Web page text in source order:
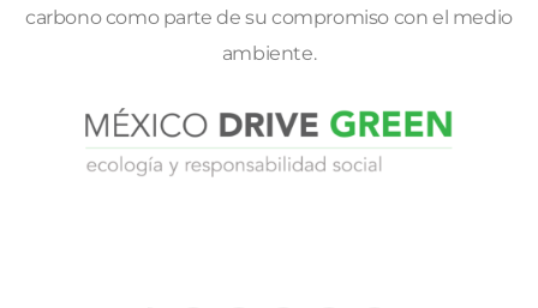
carbono como parte de su compromiso con el medio
ambiente.